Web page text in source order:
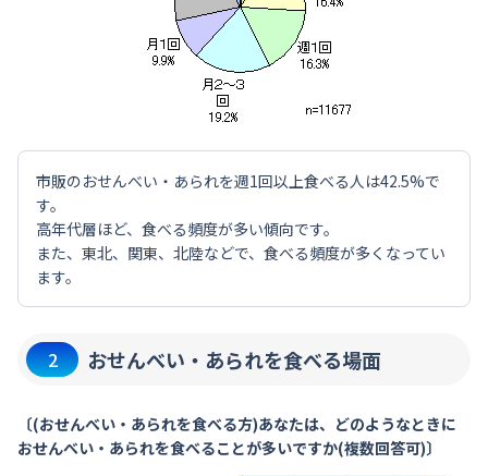
市販のおせんべい・あられを週1回以上食べる人は42.5%で
す。
高年代層ほど、食べる頻度が多い傾向です。
また、東北、関東、北陸などで、食べる頻度が多くなってい
ます。
2 おせんべい・あられを食べる場面
〔(おせんべい・あられを食べる方)あなたは、どのようなときに
おせんべい・あられを食べることが多いですか(複数回答可)〕